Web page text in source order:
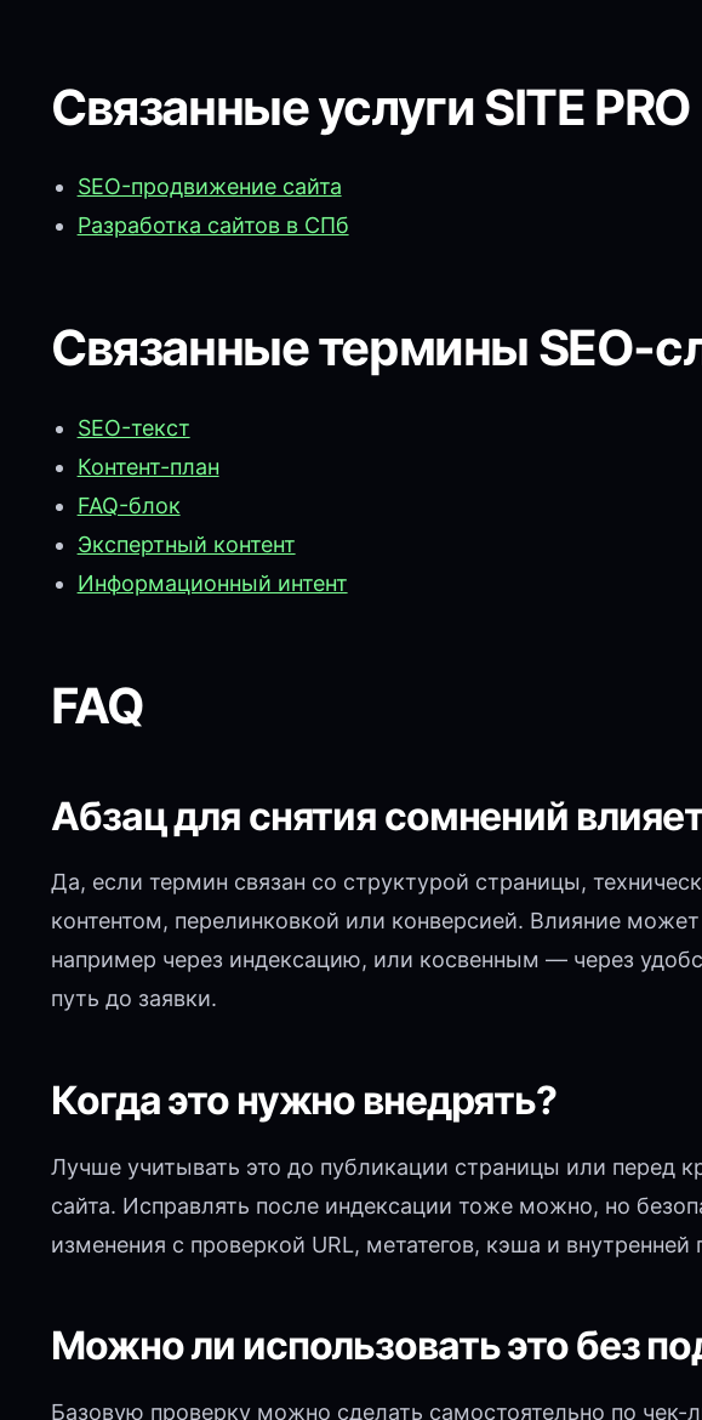
Связанные услуги SITE PRO
SEO-продвижение сайта
Разработка сайтов в СПб
Связанные термины SEO-
SEO-текст
Контент-план
FAQ-блок
Экспертный контент
Информационный интент
FAQ
Абзац для снятия сомнений
Да, если термин связан со структурой страницы,
контентом, перелинковкой или конверсией. Влияние
например через индексацию, или косвенным — через
путь до заявки.
Когда это нужно внедрять?
Лучше учитывать это до публикации страницы или перед
сайта. Исправлять после индексации тоже можно, но
изменения с проверкой URL, метатегов, кэша и внутренней
Можно ли использовать это без
Базовую проверку можно сделать самостоятельно по чек-